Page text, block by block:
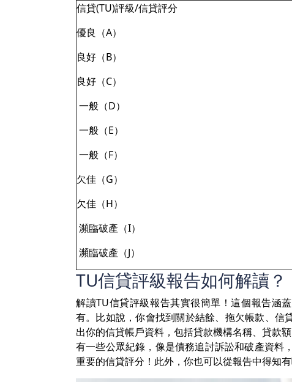
信貸(TU)評級/信貸評分
優良（A）
良好（B）
良好（C）
一般（D）
一般（E）
一般（F）
欠佳（G）
欠佳（H）
瀕臨破產（I）
瀕臨破產（J）
TU信貸評級報告如何解讀？
解讀TU信貸評級報告其實很簡單！這個報告涵
有。比如說，你會找到關於結餘、拖欠帳款、信
出你的信貸帳戶資料，包括貸款機構名稱、貸款
有一些公眾紀錄，像是債務追討訴訟和破產資料
重要的信貸評分！此外，你也可以從報告中得知